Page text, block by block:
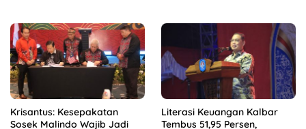
Krisantus: Kesepakatan
Sosek Malindo Wajib Jadi
Literasi Keuangan Kalbar
Tembus 51,95 Persen,